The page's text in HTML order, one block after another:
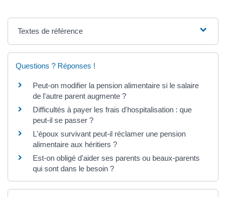
Textes de référence
Questions ? Réponses !
Peut-on modifier la pension alimentaire si le salaire
de l'autre parent augmente ?
Difficultés à payer les frais d'hospitalisation : que
peut-il se passer ?
L'époux survivant peut-il réclamer une pension
alimentaire aux héritiers ?
Est-on obligé d'aider ses parents ou beaux-parents
qui sont dans le besoin ?